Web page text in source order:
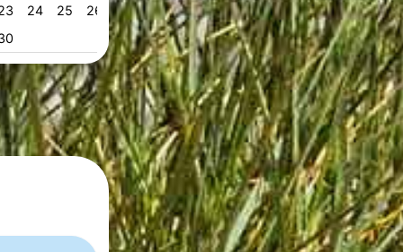
24 25 26 27 28 29 53 28 29 30 31